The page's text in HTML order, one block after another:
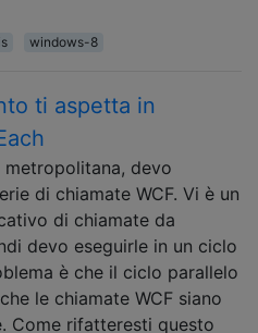
windows-8
ti aspetta in
metropolitana, devo
di chiamate WCF. Vi è un
di chiamate da
devo eseguirle in un ciclo
è che il ciclo parallelo
le chiamate WCF siano
Come rifatteresti questo